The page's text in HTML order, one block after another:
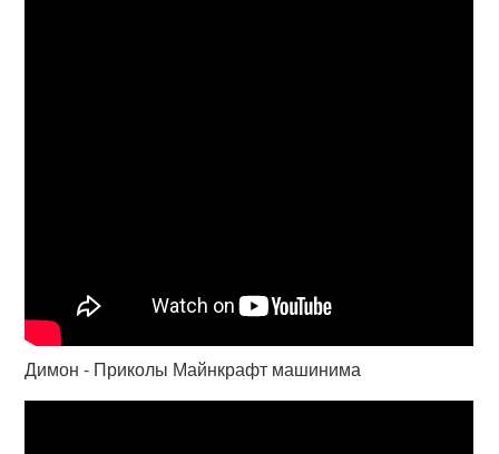
Димон - Приколы Майнкрафт машинима